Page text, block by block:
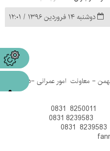
دوشنبه ۱۴ فروردین ۱۳۹۶ / ۱۲:۰۱